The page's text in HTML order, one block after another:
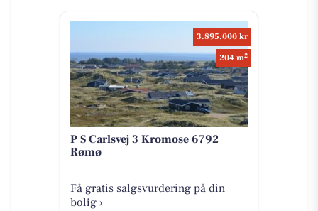
3.895.000 kr
204 m2
P S Carlsvej 3 Kromose 6792
Rømø
Få gratis salgsvurdering på din
bolig ›